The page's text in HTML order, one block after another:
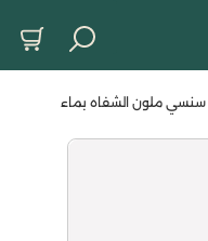
سنسي ملون الشفاه بماء